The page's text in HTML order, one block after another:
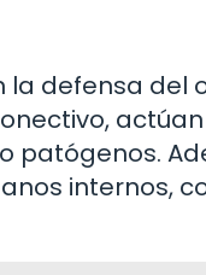
defensa del
patógenos.
internos,